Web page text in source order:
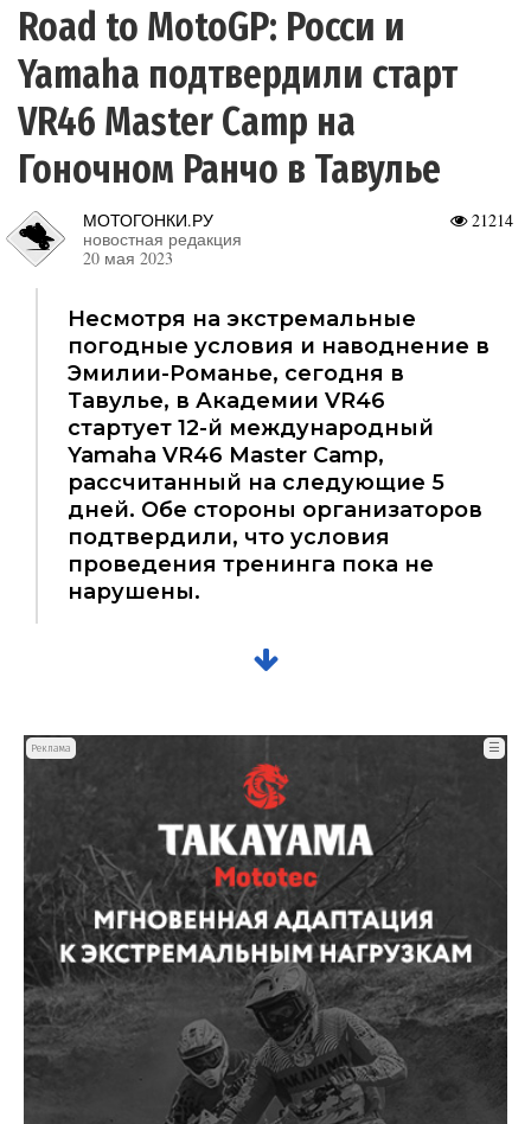
Road to MotoGP: Росси и
Yamaha подтвердили старт
VR46 Master Camp на
Гоночном Ранчо в Тавулье
21214
МОТОГОНКИ.РУ
новостная редакция
20 мая 2023
Несмотря на экстремальные
погодные условия и наводнение в
Эмилии-Романье, сегодня в
Тавулье, в Академии VR46
стартует 12-й международный
Yamaha VR46 Master Camp,
рассчитанный на следующие 5
дней. Обе стороны организаторов
подтвердили, что условия
проведения тренинга пока не
нарушены.
Реклама ☰